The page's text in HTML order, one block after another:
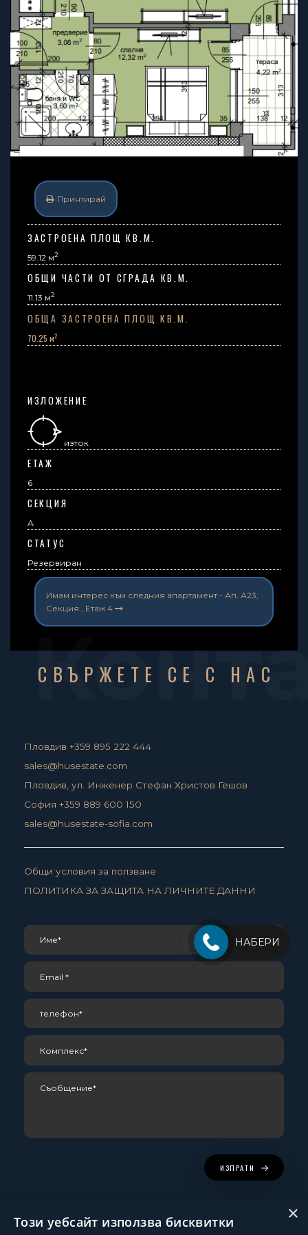
Принтирай
ЗАСТРОЕНА ПЛОЩ КВ.М.
59.12 м2
ОБЩИ ЧАСТИ ОТ СГРАДА КВ.М.
11.13 м2
ОБЩА ЗАСТРОЕНА ПЛОЩ КВ.М.
70.25 м2
ИЗЛОЖЕНИЕ
изток
ЕТАЖ
6
СЕКЦИЯ
А
СТАТУС
Резервиран
Имам интерес към следния апартамент - Ап. А23,
Секция , Етаж 4
СВЪРЖЕТЕ СЕ С НАС
Пловдив +359 895 222 444
sales@husestate.com
Пловдив, ул. Инженер Стефан Христов Гешов
София +359 889 600 150
sales@husestate-sofia.com
Общи условия за ползване
ПОЛИТИКА ЗА ЗАЩИТА НА ЛИЧНИТЕ ДАННИ
ИЗПРАТИ
НАБЕРИ
×
Този уебсайт използва бисквитки